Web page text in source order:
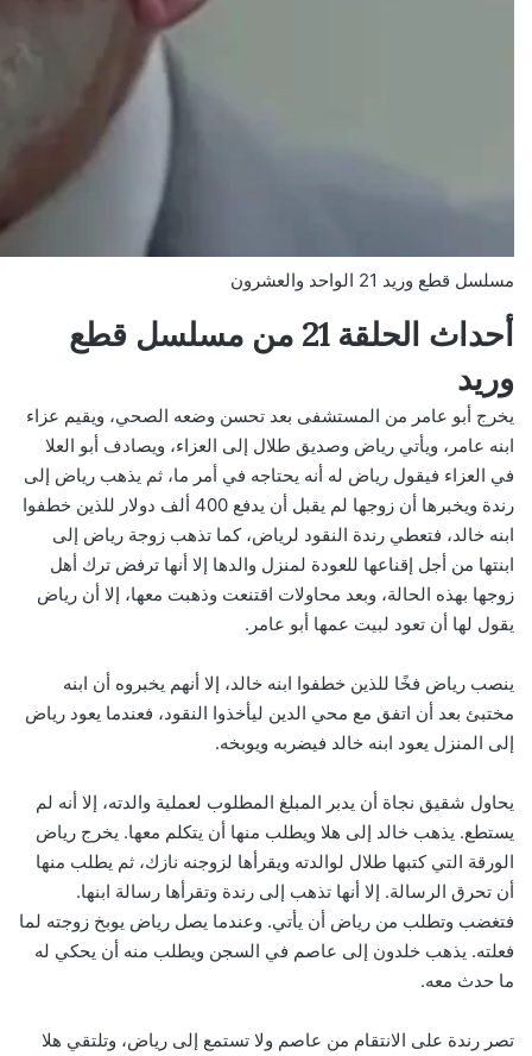
مسلسل قطع وريد 21 الواحد والعشرون
أحداث الحلقة 21 من مسلسل قطع
وريد
يخرج أبو عامر من المستشفى بعد تحسن وضعه الصحي، ويقيم عزاء
ابنه عامر، ويأتي رياض وصديق طلال إلى العزاء، ويصادف أبو العلا
في العزاء فيقول رياض له أنه يحتاجه في أمر ما، ثم يذهب رياض إلى
رندة ويخبرها أن زوجها لم يقبل أن يدفع 400 ألف دولار للذين خطفوا
ابنه خالد، فتعطي رندة النقود لرياض، كما تذهب زوجة رياض إلى
ابنتها من أجل إقناعها للعودة لمنزل والدها إلا أنها ترفض ترك أهل
زوجها بهذه الحالة، وبعد محاولات اقتنعت وذهبت معها، إلا أن رياض
يقول لها أن تعود لبيت عمها أبو عامر.
ينصب رياض فخًا للذين خطفوا ابنه خالد، إلا أنهم يخبروه أن ابنه
مختبئ بعد أن اتفق مع محي الدين ليأخذوا النقود، فعندما يعود رياض
إلى المنزل يعود ابنه خالد فيضربه ويوبخه.
يحاول شقيق نجاة أن يدبر المبلغ المطلوب لعملية والدته، إلا أنه لم
يستطع. يذهب خالد إلى هلا ويطلب منها أن يتكلم معها. يخرج رياض
الورقة التي كتبها طلال لوالدته ويقرأها لزوجنه نازك، ثم يطلب منها
أن تحرق الرسالة. إلا أنها تذهب إلى رندة وتقرأها رسالة ابنها.
فتغضب وتطلب من رياض أن يأتي. وعندما يصل رياض يوبخ زوجته لما
فعلته. يذهب خلدون إلى عاصم في السجن ويطلب منه أن يحكي له
ما حدث معه.
تصر رندة على الانتقام من عاصم ولا تستمع إلى رياض، وتلتقي هلا